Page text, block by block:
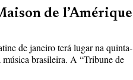
de l’Amérique
de janeiro terá lugar na quinta-
brasileira. A “Tribune de